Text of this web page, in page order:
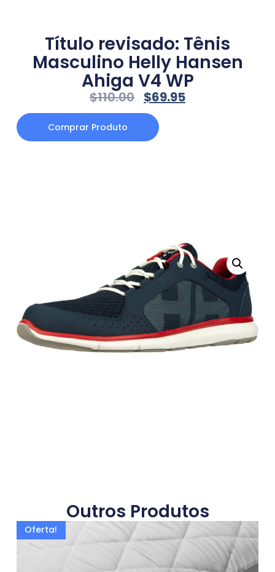
Título revisado: Tênis
Masculino Helly Hansen
Ahiga V4 WP
$110.00 $69.95
Comprar Produto
Outros Produtos
Oferta!